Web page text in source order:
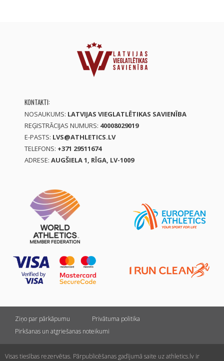
KONTAKTI:
NOSAUKUMS: LATVIJAS VIEGLATLĒTIKAS SAVIENĪBA
REĢISTRĀCIJAS NUMURS: 40008029019
E-PASTS: LVS@ATHLETICS.LV
TELEFONS: +371 29511674
ADRESE: AUGŠIELA 1, RĪGA, LV-1009
Ziņo par pārkāpumu
Privātuma politika
Pirkšanas un atgriešanas noteikumi
Visas tiesības rezervētas. Pārpublicēšanas gadījumā saite uz athletics.lv ir